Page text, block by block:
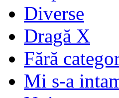
Diverse
Dragă X
Fără
Mi s-a